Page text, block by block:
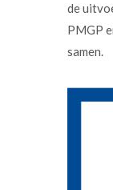
de
PMGP
samen.